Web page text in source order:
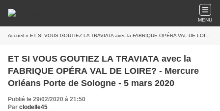
MENU
Accueil » ET SI VOUS GOUTIEZ LA TRAVIATA avec la FABRIQUE OPÉRA VAL DE LOIRE? - Mercure Orléans Porte de Sologne - 5 mars 2020
ET SI VOUS GOUTIEZ LA TRAVIATA avec la
FABRIQUE OPÉRA VAL DE LOIRE? - Mercure
Orléans Porte de Sologne - 5 mars 2020
Publié le 29/02/2020 à 21:50
Par clodelle45